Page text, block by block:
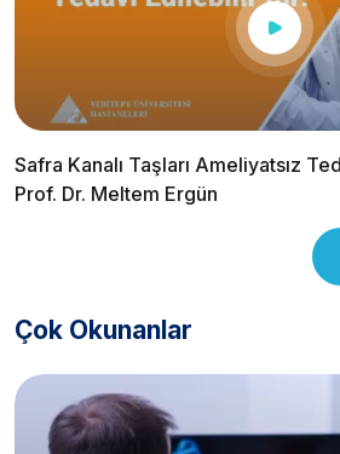
Safra Kanalı Taşları Ameliyatsız
Prof. Dr. Meltem Ergün
Çok Okunanlar